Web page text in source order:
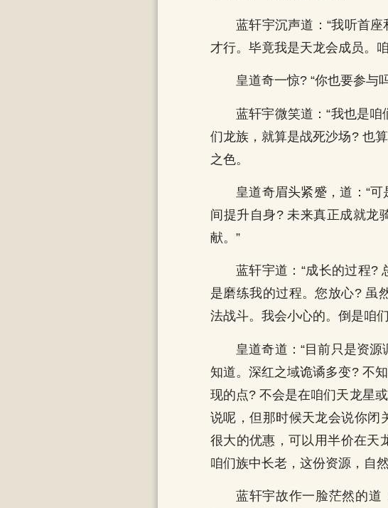
蓝轩宇沉声道：“我听首
才行。毕竟我是天龙会成员。
皇道奇一惊? “你也要参与
蓝轩宇微笑道：“我也是
们龙族，就算是战死沙场? 也
之色。
皇道奇眉头紧蹙，道：“
间提升自身? 未来真正成就龙
献。”
蓝轩宇道：“成长的过程?
是磨练我的过程。您放心? 虽
法战斗。我会小心的。倒是咱
皇道奇道：“目前只是资
知道。深红之域诡谲多变? 不
现的点? 不会是在咱们天龙星
说呢，但那时候天龙会说你闭
很大的优惠，可以用半价在天
咱们族中长老，这份资源，自
蓝轩宇故作一脸茫然的道